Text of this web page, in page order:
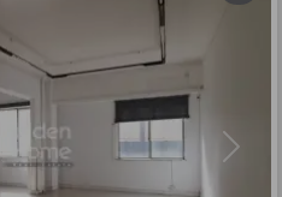
Next